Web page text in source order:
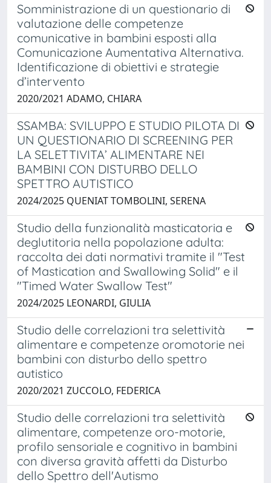
Somministrazione di un questionario di
valutazione delle competenze
comunicative in bambini esposti alla
Comunicazione Aumentativa Alternativa.
Identificazione di obiettivi e strategie
d’intervento
2020/2021 ADAMO, CHIARA
SSAMBA: SVILUPPO E STUDIO PILOTA DI
UN QUESTIONARIO DI SCREENING PER
LA SELETTIVITA’ ALIMENTARE NEI
BAMBINI CON DISTURBO DELLO
SPETTRO AUTISTICO
2024/2025 QUENIAT TOMBOLINI, SERENA
Studio della funzionalità masticatoria e
deglutitoria nella popolazione adulta:
raccolta dei dati normativi tramite il "Test
of Mastication and Swallowing Solid" e il
"Timed Water Swallow Test"
2024/2025 LEONARDI, GIULIA
Studio delle correlazioni tra selettività
alimentare e competenze oromotorie nei
bambini con disturbo dello spettro
autistico
2020/2021 ZUCCOLO, FEDERICA
Studio delle correlazioni tra selettività
alimentare, competenze oro-motorie,
profilo sensoriale e cognitivo in bambini
con diversa gravità affetti da Disturbo
dello Spettro dell'Autismo